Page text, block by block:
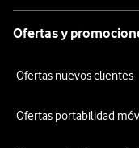
Ofertas y
Ofertas nuevos clientes
Ofertas portabilidad